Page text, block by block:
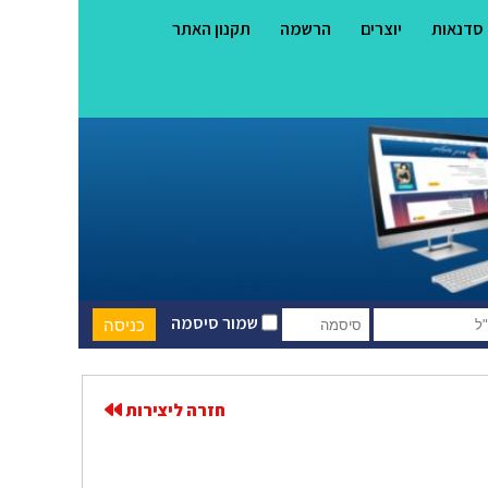
סדנאות יוצרים הרשמה תקנון האתר
שמור סיסמה
חזרה ליצירות